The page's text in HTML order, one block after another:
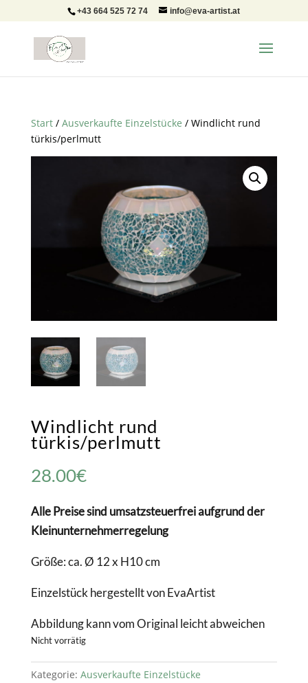
+43 664 525 72 74 info@eva-artist.at
Start/ Ausverkaufte Einzelstücke / Windlicht rund
türkis/perlmutt
Windlicht rund
türkis/perlmutt
28.00€
Alle Preise sind umsatzsteuerfrei aufgrund der
Kleinunternehmerregelung
Größe: ca. Ø 12 x H10 cm
Einzelstück hergestellt von EvaArtist
Abbildung kann vom Original leicht abweichen
Nicht vorrätig
Kategorie: Ausverkaufte Einzelstücke